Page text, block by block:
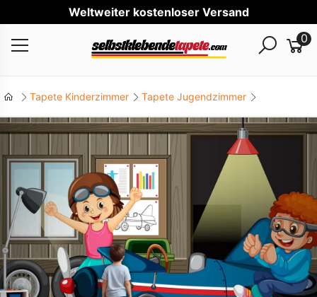
Welt
0
Tapete Kinderzimmer Tapete Jugendzimmer